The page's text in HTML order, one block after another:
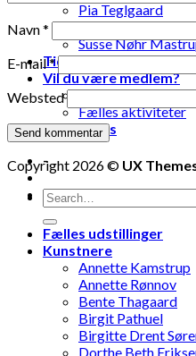
Pia Teglgaard
Stanley Graham
Susse Nøhr
Tidligere udstillinger
Vil du være medlem?
Fælles oplevelser
Fælles aktiviteter
Kontakt os
-
-
Navn*
E-mail*
Websted
Copyright 2026 © UX
Fælles udstillinger
Kunstnere
Annette Kamstrup
Annette Rønnov
Bente Thagaard
Birgit Pathuel
Birgitte Drent
Dorthe Beth